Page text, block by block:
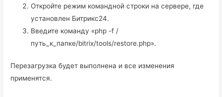
Откройте режим командной строки на сервере, где
установлен Битрикс24.
Введите команду «php -f /
путь_к_папке/bitrix/tools/restore.php».
Перезагрузка будет выполнена и все изменения
применятся.